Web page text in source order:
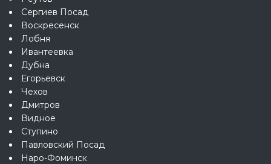
Сергиев Посад
Воскресенск
Лобня
Ивантеевка
Дубна
Егорьевск
Чехов
Дмитров
Видное
Ступино
Павловский Посад
Наро-Фоминск